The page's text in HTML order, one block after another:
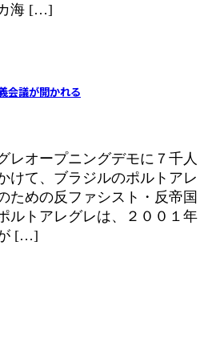
海 […]
会議が開かれる
レオープニングデモに７千人
けて、ブラジルのポルトアレ
ための反ファシスト・反帝国
ルトアレグレは、２００１年
[…]